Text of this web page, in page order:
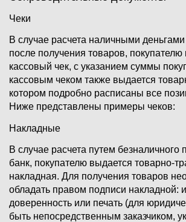
Чеки
В случае расчета наличными деньгами
после получения товаров, покупателю
кассовый чек, с указанием суммы
кассовым чеком также выдается
котором подробно расписаны все
Ниже представлены примеры чеков:
Накладные
В случае расчета путем безналичного
банк, покупателю выдается товарно-
накладная. Для получения товаров
обладать правом подписи накладной:
доверенность или печать (для
быть непосредственным заказчиком,